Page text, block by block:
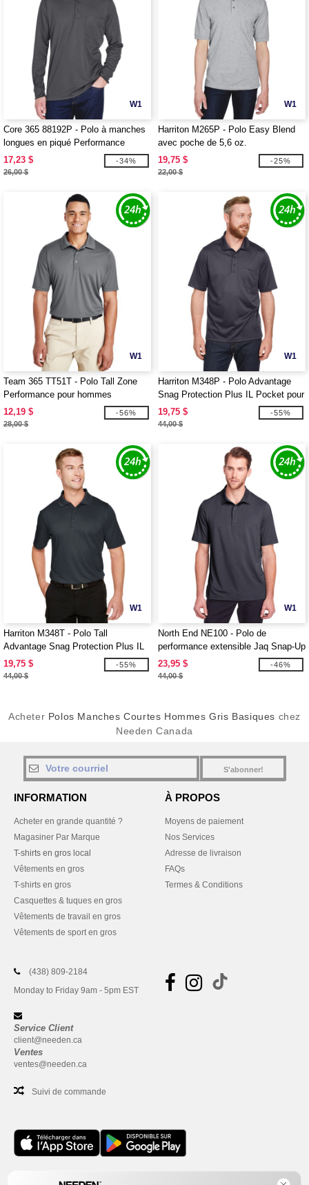
W1
Core 365 88192P - Polo à manches
longues en piqué Performance
Pinnacle pour adulte avec poche
17,23 $
26,00 $
-34%
W1
Harriton M265P - Polo Easy Blend
avec poche de 5,6 oz.
19,75 $
22,00 $
-25%
W1
Team 365 TT51T - Polo Tall Zone
Performance pour hommes
12,19 $
28,00 $
-56%
W1
Harriton M348P - Polo Advantage
Snag Protection Plus IL Pocket pour
hommes
19,75 $
44,00 $
-55%
W1
Harriton M348T - Polo Tall
Advantage Snag Protection Plus IL
pour hommes
19,75 $
44,00 $
-55%
W1
North End NE100 - Polo de
performance extensible Jaq Snap-Up
pour hommes
23,95 $
44,00 $
-46%
Acheter Polos Manches Courtes Hommes Gris Basiques chez
Needen Canada
S'abonner!
INFORMATION
Acheter en grande quantité ?
Magasiner Par Marque
T-shirts en gros local
Vêtements en gros
T-shirts en gros
Casquettes & tuques en gros
Vêtements de travail en gros
Vêtements de sport en gros
À PROPOS
Moyens de paiement
Nos Services
Adresse de livraison
FAQs
Termes & Conditions
(438) 809-2184
Monday to Friday 9am - 5pm EST
Service Client
client@needen.ca
Ventes
ventes@needen.ca
Suivi de commande